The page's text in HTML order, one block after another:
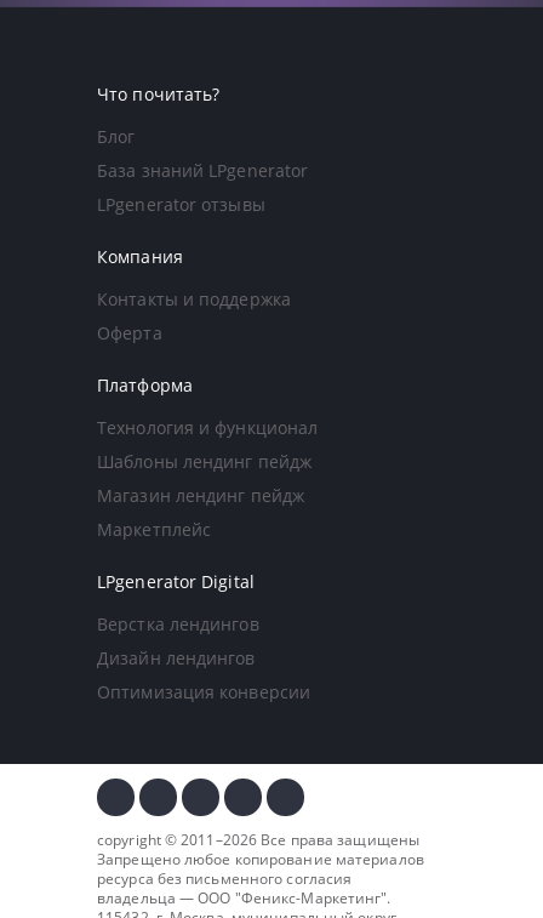
Что почитать?
Блог
База знаний LPgenerator
LPgenerator отзывы
Компания
Контакты и поддержка
Оферта
Платформа
Технология и функционал
Шаблоны лендинг пейдж
Магазин лендинг пейдж
Маркетплейс
LPgenerator Digital
Верстка лендингов
Дизайн лендингов
Оптимизация конверсии
copyright © 2011–2026 Все права защищены
Запрещено любое копирование материалов
ресурса без письменного согласия
владельца — ООО "Феникс-Маркетинг".